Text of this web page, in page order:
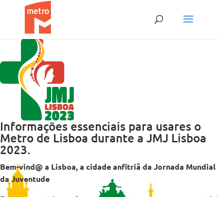
Informações essenciais para usares o
Metro de Lisboa durante a JMJ Lisboa
2023.
Bem-vind@ a Lisboa, a cidade anfitriã da Jornada Mundial
da Juventude